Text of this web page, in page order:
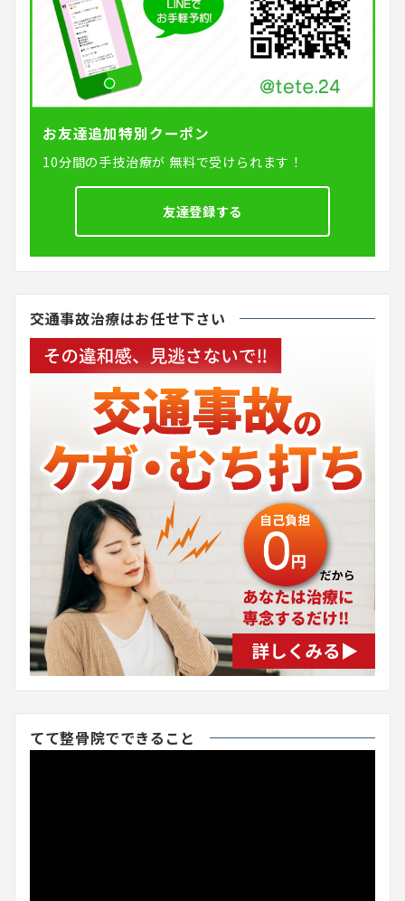
お友達追加特別クーポン
10分間の手技治療が 無料で受けられます！
友達登録する
交通事故治療はお任せ下さい
てて整骨院でできること